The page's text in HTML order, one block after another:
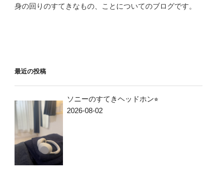
身の回りのすてきなもの、ことについてのブログです。
最近の投稿
ソニーのすてきヘッドホン⭐︎
2026-08-02